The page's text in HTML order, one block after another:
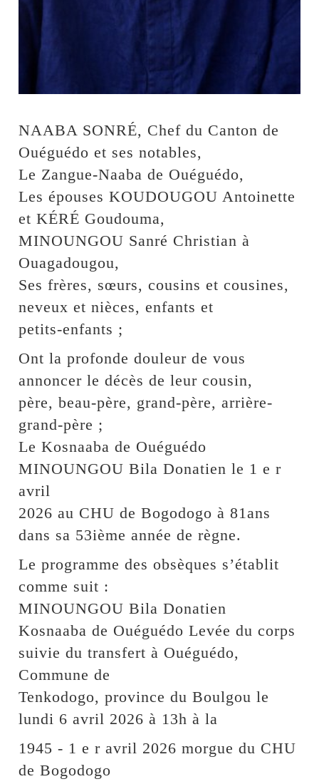
NAABA SONRÉ, Chef du Canton de
Ouéguédo et ses notables,
Le Zangue-Naaba de Ouéguédo,
Les épouses KOUDOUGOU Antoinette
et KÉRÉ Goudouma,
MINOUNGOU Sanré Christian à
Ouagadougou,
Ses frères, sœurs, cousins et cousines,
neveux et nièces, enfants et
petits-enfants ;
Ont la profonde douleur de vous
annoncer le décès de leur cousin,
père, beau-père, grand-père, arrière-
grand-père ;
Le Kosnaaba de Ouéguédo
MINOUNGOU Bila Donatien le 1 e r
avril
2026 au CHU de Bogodogo à 81ans
dans sa 53ième année de règne.
Le programme des obsèques s’établit
comme suit :
MINOUNGOU Bila Donatien
Kosnaaba de Ouéguédo Levée du corps
suivie du transfert à Ouéguédo,
Commune de
Tenkodogo, province du Boulgou le
lundi 6 avril 2026 à 13h à la
1945 - 1 e r avril 2026 morgue du CHU
de Bogodogo